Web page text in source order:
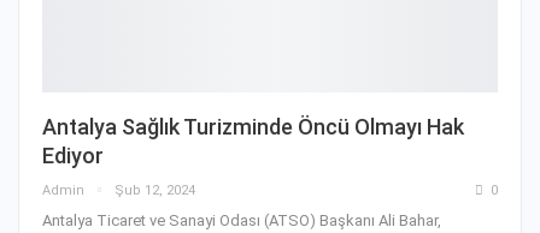
Antalya Sağlık Turizminde Öncü Olmayı Hak
Ediyor
Admin Şub 12, 2024 0
Antalya Ticaret ve Sanayi Odası (ATSO) Başkanı Ali Bahar,